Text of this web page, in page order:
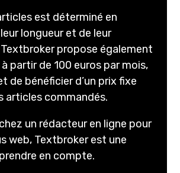
est déterminé en
longueur et de leur
propose également
partir de 100 euros par mois,
de bénéficier d’un prix fixe
articles commandés.
un rédacteur en ligne pour
web, Textbroker est une
en compte.